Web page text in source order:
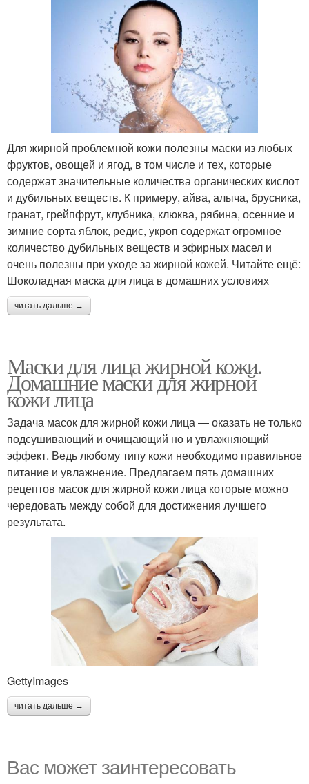
Для жирной проблемной кожи полезны маски из любых
фруктов, овощей и ягод, в том числе и тех, которые
содержат значительные количества органических кислот
и дубильных веществ. К примеру, айва, алыча, брусника,
гранат, грейпфрут, клубника, клюква, рябина, осенние и
зимние сорта яблок, редис, укроп содержат огромное
количество дубильных веществ и эфирных масел и
очень полезны при уходе за жирной кожей. Читайте ещё:
Шоколадная маска для лица в домашних условиях
читать дальше →
Маски для лица жирной кожи.
Домашние маски для жирной
кожи лица
Задача масок для жирной кожи лица — оказать не только
подсушивающий и очищающий но и увлажняющий
эффект. Ведь любому типу кожи необходимо правильное
питание и увлажнение. Предлагаем пять домашних
рецептов масок для жирной кожи лица которые можно
чередовать между собой для достижения лучшего
результата.
GettyImages
читать дальше →
Вас может заинтересовать